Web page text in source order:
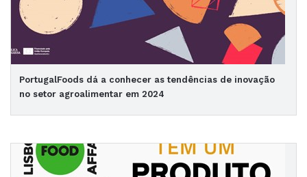
PortugalFoods dá a conhecer as tendências de inovação
no setor agroalimentar em 2024